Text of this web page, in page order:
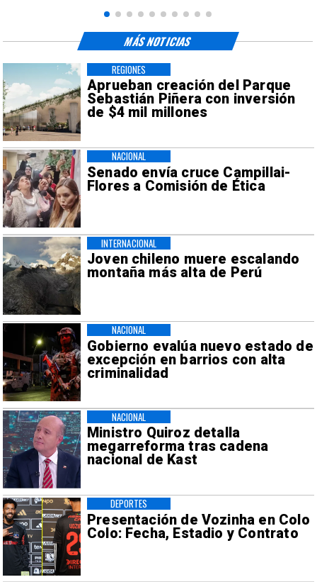
Aprueban creación del Parque
Sebastián Piñera con inversión
de $4 mil millones
REGIONES
Senado envía cruce Campillai-
Flores a Comisión de Ética
NACIONAL
Joven chileno muere escalando
montaña más alta de Perú
INTERNACIONAL
Gobierno evalúa nuevo estado de
excepción en barrios con alta
criminalidad
NACIONAL
Ministro Quiroz detalla
megarreforma tras cadena
nacional de Kast
NACIONAL
Presentación de Vozinha en Colo
Colo: Fecha, Estadio y Contrato
DEPORTES
MÁS NOTICIAS